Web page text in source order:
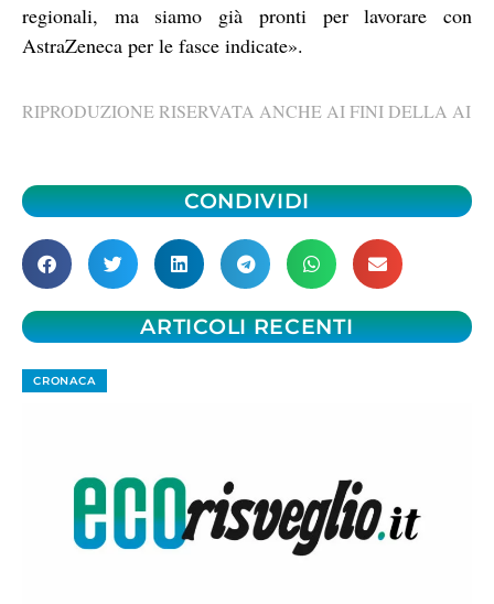
regionali, ma siamo già pronti per lavorare con
AstraZeneca per le fasce indicate».
RIPRODUZIONE RISERVATA ANCHE AI FINI DELLA AI
CONDIVIDI
ARTICOLI RECENTI
CRONACA